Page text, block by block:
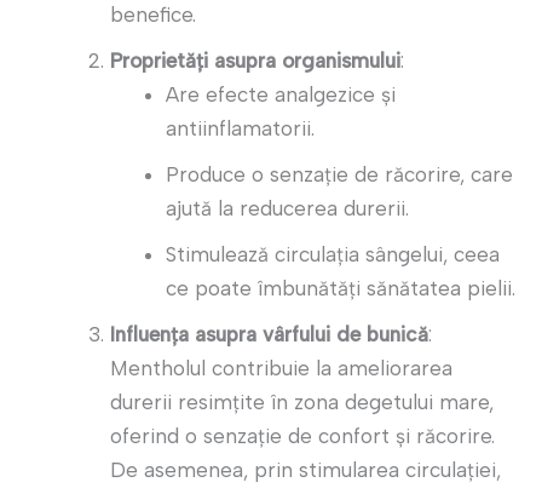
benefice.
Proprietăți asupra organismului:
Are efecte analgezice și
antiinflamatorii.
Produce o senzație de răcorire, care
ajută la reducerea durerii.
Stimulează circulația sângelui, ceea
ce poate îmbunătăți sănătatea pielii.
Influența asupra vârfului de bunică:
Mentholul contribuie la ameliorarea
durerii resimțite în zona degetului mare,
oferind o senzație de confort și răcorire.
De asemenea, prin stimularea circulației,